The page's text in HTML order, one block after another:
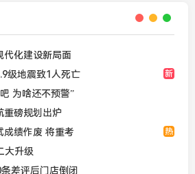
代化建设新局面
新
级地震致1人死亡
为啥还不预警”
重磅规划出炉
热
成绩作废 将重考
大升级
差评后门店倒闭